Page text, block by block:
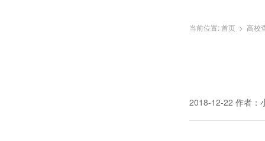
当前位置:首页 > 高校
2018-12-22 作者：